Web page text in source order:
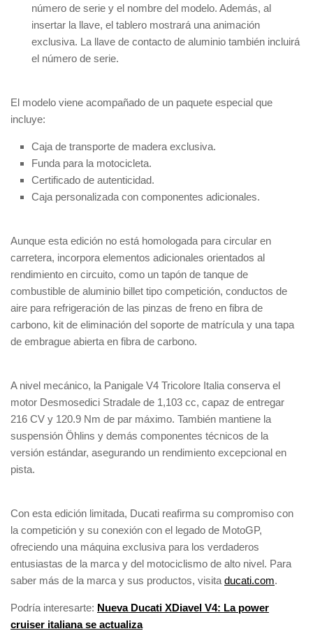
número de serie y el nombre del modelo. Además, al
insertar la llave, el tablero mostrará una animación
exclusiva. La llave de contacto de aluminio también incluirá
el número de serie.
El modelo viene acompañado de un paquete especial que
incluye:
Caja de transporte de madera exclusiva.
Funda para la motocicleta.
Certificado de autenticidad.
Caja personalizada con componentes adicionales.
Aunque esta edición no está homologada para circular en
carretera, incorpora elementos adicionales orientados al
rendimiento en circuito, como un tapón de tanque de
combustible de aluminio billet tipo competición, conductos de
aire para refrigeración de las pinzas de freno en fibra de
carbono, kit de eliminación del soporte de matrícula y una tapa
de embrague abierta en fibra de carbono.
A nivel mecánico, la Panigale V4 Tricolore Italia conserva el
motor Desmosedici Stradale de 1,103 cc, capaz de entregar
216 CV y 120.9 Nm de par máximo. También mantiene la
suspensión Öhlins y demás componentes técnicos de la
versión estándar, asegurando un rendimiento excepcional en
pista.
Con esta edición limitada, Ducati reafirma su compromiso con
la competición y su conexión con el legado de MotoGP,
ofreciendo una máquina exclusiva para los verdaderos
entusiastas de la marca y del motociclismo de alto nivel. Para
saber más de la marca y sus productos, visita ducati.com.
Podría interesarte: Nueva Ducati XDiavel V4: La power
cruiser italiana se actualiza